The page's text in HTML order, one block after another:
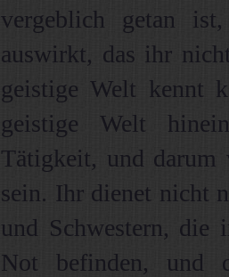
vergeblich getan
auswirkt, das ihr
geistige Welt kennt
geistige Welt
Tätigkeit, und
sein. Ihr dienet nicht
und Schwestern, die
Not befinden, und